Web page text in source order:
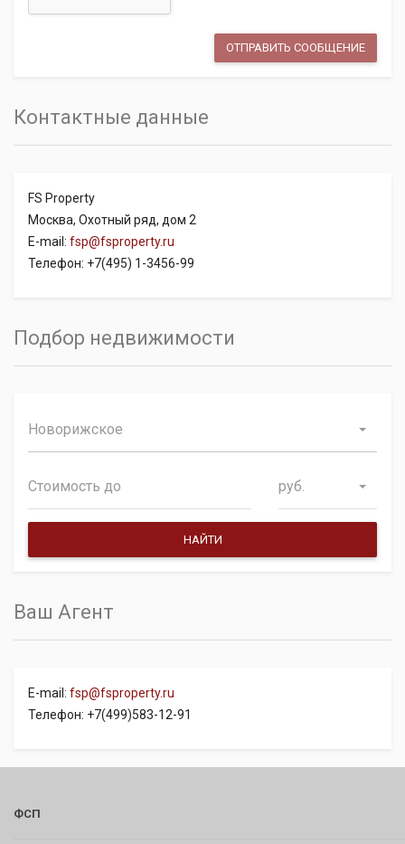
Контактные данные
FS Property
Москва, Охотный ряд, дом 2
E-mail: fsp@fsproperty.ru
Телефон: +7(495) 1-3456-99
Подбор недвижимости
Новорижское
руб.
Ваш Агент
E-mail: fsp@fsproperty.ru
Телефон: +7(499)583-12-91
ФСП